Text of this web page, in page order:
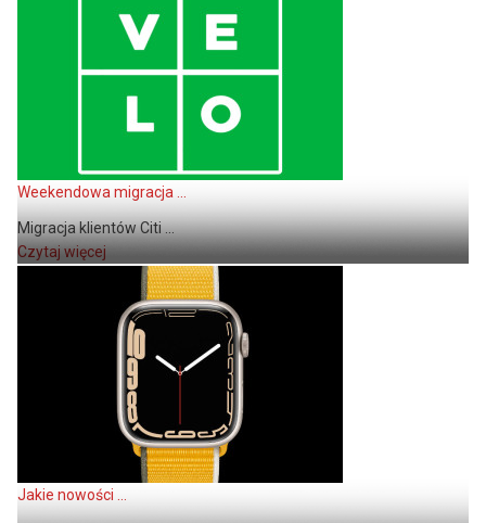
Weekendowa migracja ...
Migracja klientów Citi ...
Czytaj więcej
Jakie nowości ...